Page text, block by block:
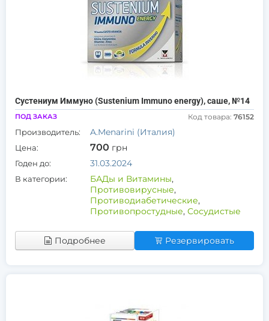
Сустениум Иммуно (Sustenium Immuno energy), саше, №14
ПОД ЗАКАЗ Код товара: 76152
Производитель: A.Menarini (Италия)
Цена: 700 грн
Годен до: 31.03.2024
В категории: БАДы и Витамины,
Противовирусные,
Противодиабетические,
Противопростудные, Сосудистые
Подробнее Резервировать